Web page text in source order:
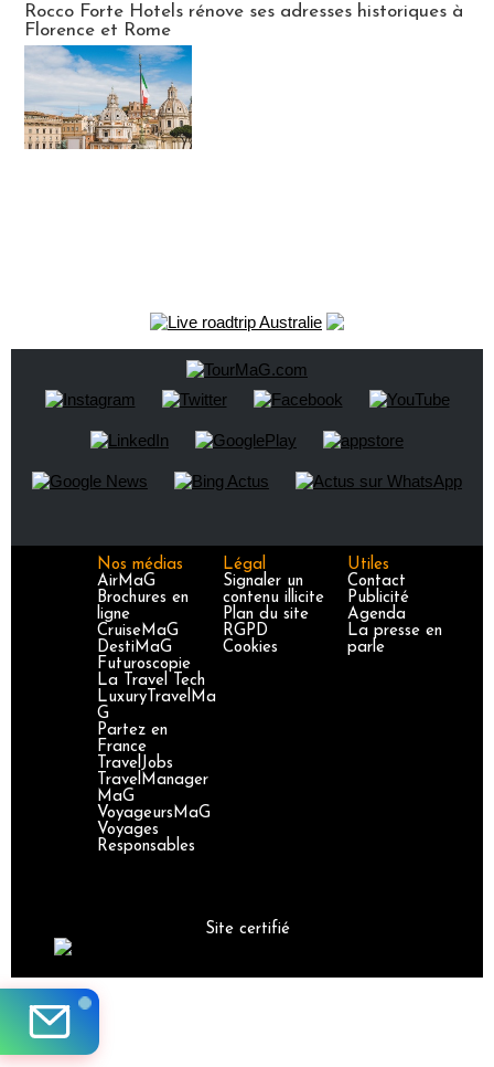
Rocco Forte Hotels rénove ses adresses historiques à
Florence et Rome
Nos médias
AirMaG
Brochures en
ligne
CruiseMaG
DestiMaG
Futuroscopie
La Travel Tech
LuxuryTravelMa
G
Partez en
France
TravelJobs
TravelManager
MaG
VoyageursMaG
Voyages
Responsables
Légal
Signaler un
contenu illicite
Plan du site
RGPD
Cookies
Utiles
Contact
Publicité
Agenda
La presse en
parle
Site certifié